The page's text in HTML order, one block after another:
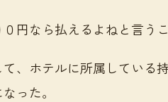
円なら払えるよねと言う
、ホテルに所属している
った。